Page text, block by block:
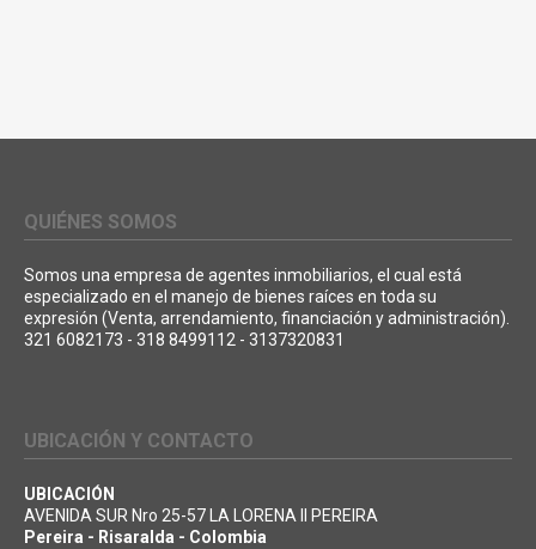
QUIÉNES SOMOS
Somos una empresa de agentes inmobiliarios, el cual está
especializado en el manejo de bienes raíces en toda su
expresión (Venta, arrendamiento, financiación y administración).
321 6082173 - 318 8499112 - 3137320831
UBICACIÓN Y CONTACTO
UBICACIÓN
AVENIDA SUR Nro 25-57 LA LORENA II PEREIRA
Pereira - Risaralda - Colombia